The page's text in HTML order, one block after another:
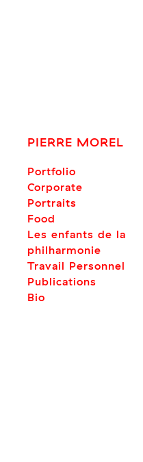
PIERRE MOREL
Portfolio
Corporate
Portraits
Food
Les enfants de la
philharmonie
Travail Personnel
Publications
Bio